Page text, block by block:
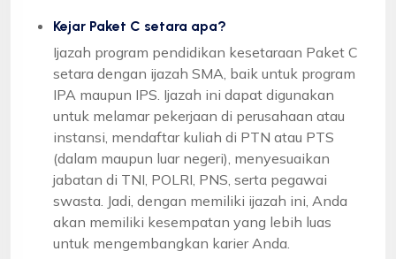
Kejar Paket C setara apa?
Ijazah program pendidikan kesetaraan Paket C
setara dengan ijazah SMA, baik untuk program
IPA maupun IPS. Ijazah ini dapat digunakan
untuk melamar pekerjaan di perusahaan atau
instansi, mendaftar kuliah di PTN atau PTS
(dalam maupun luar negeri), menyesuaikan
jabatan di TNI, POLRI, PNS, serta pegawai
swasta. Jadi, dengan memiliki ijazah ini, Anda
akan memiliki kesempatan yang lebih luas
untuk mengembangkan karier Anda.